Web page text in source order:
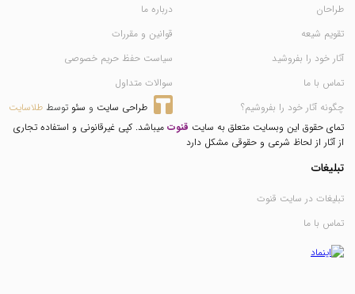
طراحان
تقویم شیعه
آثار خود را بفروشید
تماس با ما
چگونه آثار خود را بفروشیم؟
درباره ما
قوانین و مقررات
سیاست حفظ حریم خصوصی
سوالات متداول
طراحی سایت و سئو توسط طلاسایت
تمای حقوق این وبسایت متعلق به سایت قنوت میباشد. کپی غیرقانونی و استفاده تجاری
از آثار از لحاظ شرعی و حقوقی مشکل دارد
تبلیغات
تبلیغات در سایت قنوت
تماس با ما